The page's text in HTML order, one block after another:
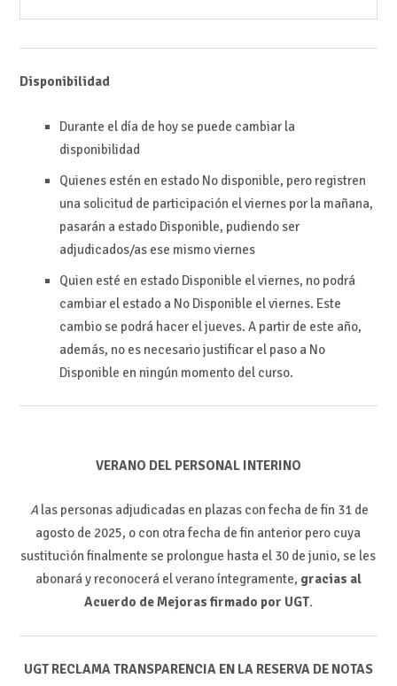
Disponibilidad
Durante el día de hoy se puede cambiar la
disponibilidad
Quienes estén en estado No disponible, pero registren
una solicitud de participación el viernes por la mañana,
pasarán a estado Disponible, pudiendo ser
adjudicados/as ese mismo viernes
Quien esté en estado Disponible el viernes, no podrá
cambiar el estado a No Disponible el viernes. Este
cambio se podrá hacer el jueves. A partir de este año,
además, no es necesario justificar el paso a No
Disponible en ningún momento del curso.
VERANO DEL PERSONAL INTERINO
A las personas adjudicadas en plazas con fecha de fin 31 de
agosto de 2025, o con otra fecha de fin anterior pero cuya
sustitución finalmente se prolongue hasta el 30 de junio, se les
abonará y reconocerá el verano íntegramente, gracias al
Acuerdo de Mejoras firmado por UGT.
UGT RECLAMA TRANSPARENCIA EN LA RESERVA DE NOTAS